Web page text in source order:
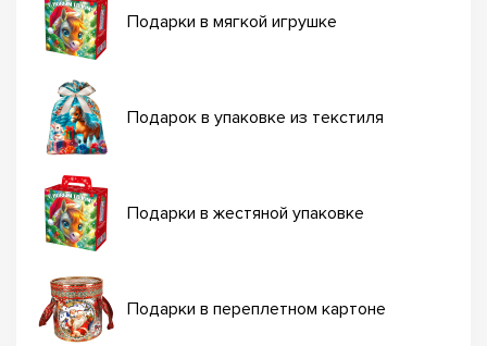
Подарки в мягкой игрушке
Подарок в упаковке из текстиля
Подарки в жестяной упаковке
Подарки в переплетном картоне